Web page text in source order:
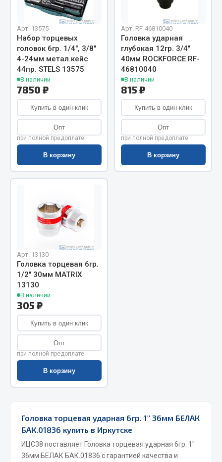
Автолампы
Блоки реле и предохранителей
Вилки нагрузочные
Выключатели и переключатели клавишные
Выключатели кнопочные
Выключатель массы
Изолента
Показать ещё
Весь раздел
Запчасти на полуприцепы
Весь раздел
Запчасти КамАЗ
Двигатель
Система питания
Система выпуска газа
Система охлаждения
Сцепление
Коробка передач
Коробка передач ZF
Весь раздел
Запчасти МАЗ
Система питания
Подвеска
Арт. 13575
Набор торцевых
головок 6гр. 1/4", 3/8"
4-24мм метал.кейс
44пр. STELS 13575
В наличии
7850 ₽
Купить в один клик
Опт
при полной предоплате
В корзину
Арт. RF-46810040
Головка ударная
глубокая 12гр. 3/4"
40мм ROCKFORCE RF-
46810040
В наличии
815 ₽
Купить в один клик
Опт
при полной предоплате
В корзину
Арт. 13130
Головка торцевая 6гр.
1/2" 30мм MATRIX
13130
В наличии
305 ₽
Купить в один клик
Опт
при полной предоплате
В корзину
Головка торцевая ударная 6гр. 1" 36мм БЕЛАК
БАК.01836 купить в Иркутске
ИЦС38 поставляет Головка торцевая ударная 6гр. 1"
36мм БЕЛАК БАК.01836 с гарантией качества и